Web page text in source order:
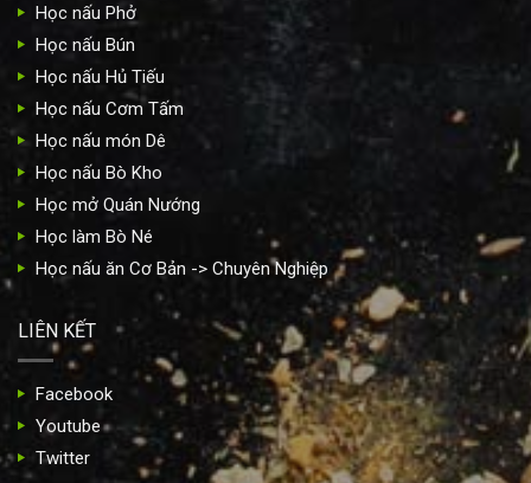
Học nấu Phở
Học nấu Bún
Học nấu Hủ Tiếu
Học nấu Cơm Tấm
Học nấu món Dê
Học nấu Bò Kho
Học mở Quán Nướng
Học làm Bò Né
Học nấu ăn Cơ Bản -> Chuyên Nghiệp
LIÊN KẾT
Facebook
Youtube
Twitter